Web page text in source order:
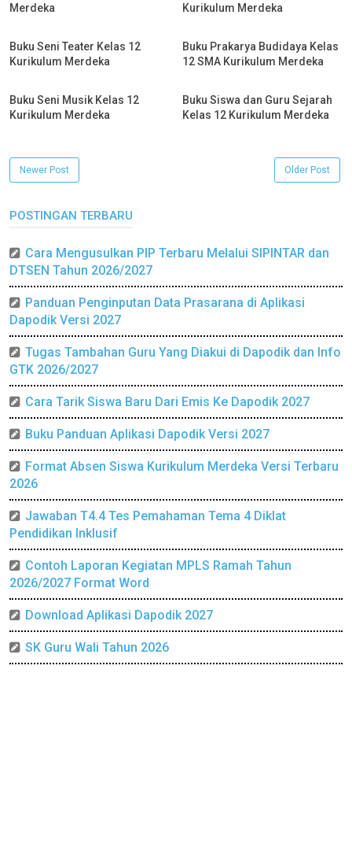
Merdeka
Kurikulum Merdeka
Buku Seni Teater Kelas 12
Kurikulum Merdeka
Buku Prakarya Budidaya Kelas
12 SMA Kurikulum Merdeka
Buku Seni Musik Kelas 12
Kurikulum Merdeka
Buku Siswa dan Guru Sejarah
Kelas 12 Kurikulum Merdeka
Newer Post Older Post
POSTINGAN TERBARU
Cara Mengusulkan PIP Terbaru Melalui SIPINTAR dan
DTSEN Tahun 2026/2027
Panduan Penginputan Data Prasarana di Aplikasi
Dapodik Versi 2027
Tugas Tambahan Guru Yang Diakui di Dapodik dan Info
GTK 2026/2027
Cara Tarik Siswa Baru Dari Emis Ke Dapodik 2027
Buku Panduan Aplikasi Dapodik Versi 2027
Format Absen Siswa Kurikulum Merdeka Versi Terbaru
2026
Jawaban T4.4 Tes Pemahaman Tema 4 Diklat
Pendidikan Inklusif
Contoh Laporan Kegiatan MPLS Ramah Tahun
2026/2027 Format Word
Download Aplikasi Dapodik 2027
SK Guru Wali Tahun 2026